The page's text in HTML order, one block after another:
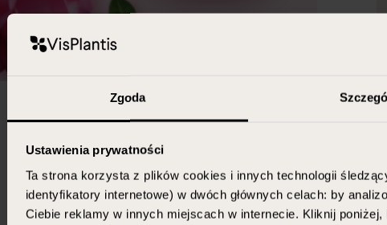
Zgoda
Ustawienia prywatności
Ta strona korzysta z plików cookies i innych technologii
identyfikatory internetowe) w dwóch głównych celach: by
Ciebie reklamy w innych miejscach w internecie. Kliknij